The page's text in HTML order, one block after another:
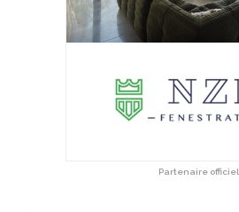
Partenaire officiel